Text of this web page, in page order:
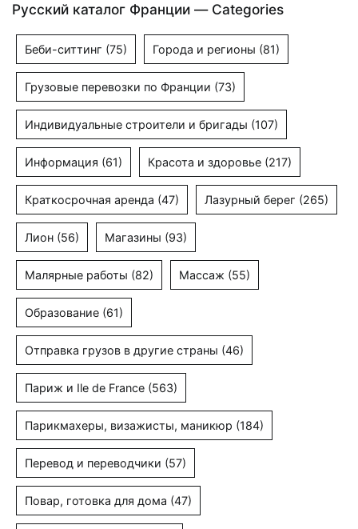
Русский каталог Франции — Categories
Беби-ситтинг (75) Города и регионы (81)
Грузовые перевозки по Франции (73)
Индивидуальные строители и бригады (107)
Информация (61) Красота и здоровье (217)
Краткосрочная аренда (47) Лазурный берег (265)
Лион (56) Магазины (93)
Малярные работы (82) Массаж (55)
Образование (61)
Отправка грузов в другие страны (46)
Париж и Ile de France (563)
Парикмахеры, визажисты, маникюр (184)
Перевод и переводчики (57)
Повар, готовка для дома (47)